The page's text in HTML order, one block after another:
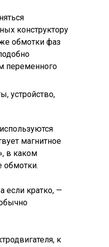
конструктору
обмотки фаз
переменного
магнитное
в каком
обмотки.
если кратко, —
к